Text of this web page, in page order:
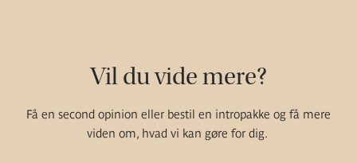
Vil du vide mere?
Få en second opinion eller bestil en intropakke og få mere
viden om, hvad vi kan gøre for dig.